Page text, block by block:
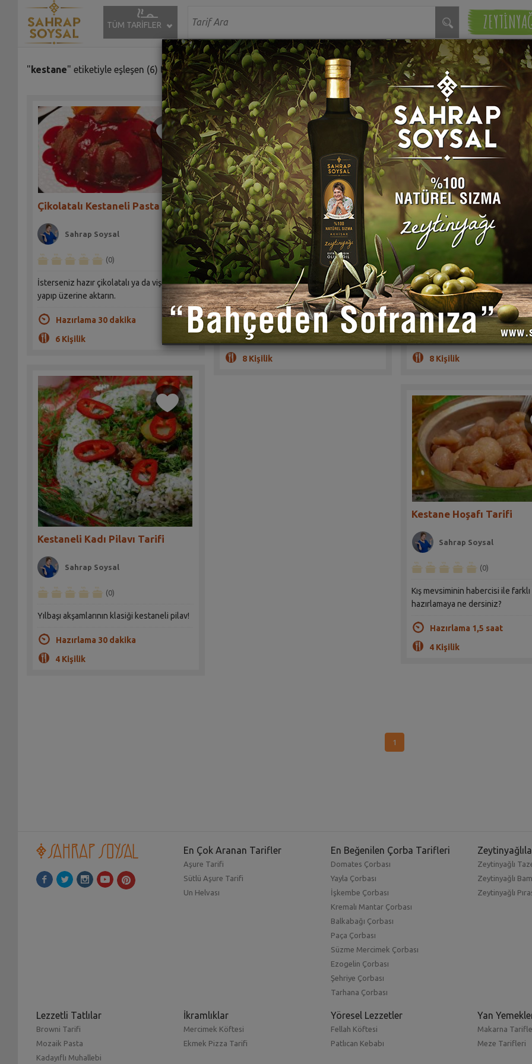
TÜM TARİFLER
" kestane" etiketiyle eşleşen (6) tarif bulundu.
Çikolatalı Kestaneli Pasta Tarifi
Sahrap Soysal
(0)
İsterseniz hazır çikolatalı ya da vişneli sos
yapıp üzerine aktarın.
Hazırlama 30 dakika
6 Kişilik
Kestaneli Kadı Pilavı Tarifi
Sahrap Soysal
(0)
Yılbaşı akşamlarının klasiği kestaneli pilav!
Hazırlama 30 dakika
4 Kişilik
Kestaneli Buhara Pilavı Tarifi
Sahrap Soysal
(1)
Kestane, havuç ve soğanlı leziz bir pilav
tarifi. Misafirleriniz çok sevecek
Hazırlama 45 dakika
8 Kişilik
Kestaneli Mevlevi Pilav
Çok zengin bir etli pilav tarifi.
bayılacak
Hazırlama 30 dakika
8 Kişilik
Kestane Hoşafı Tarifi
Sahrap Soysal
(0)
Kış mevsiminin habercisi ile
hazırlamaya ne dersiniz?
Hazırlama 1,5 saat
4 Kişilik
1
En Çok Aranan Tarifler
Aşure Tarifi
Sütlü Aşure Tarifi
Un Helvası
En Beğenilen Çorba Tarifleri
Domates Çorbası
Yayla Çorbası
İşkembe Çorbası
Kremalı Mantar Çorbası
Balkabağı Çorbası
Paça Çorbası
Süzme Mercimek Çorbası
Ezogelin Çorbası
Şehriye Çorbası
Tarhana Çorbası
Zeytinyağlı
Zeytinyağlı
Zeytinyağlı
Lezzetli Tatlılar
Browni Tarifi
Mozaik Pasta
Kadayıflı Muhallebi
İkramlıklar
Mercimek Köftesi
Ekmek Pizza Tarifi
Yöresel Lezzetler
Fellah Köftesi
Patlıcan Kebabı
Yan
Makarna
Meze Tarifleri